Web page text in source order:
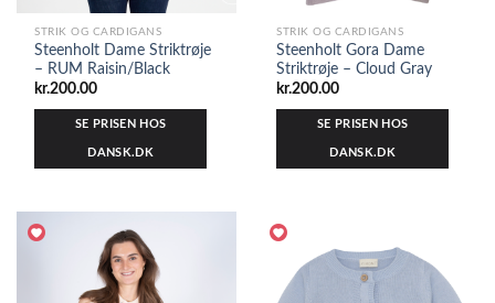
STRIK OG CARDIGANS
Steenholt Dame Striktrøje
– RUM Raisin/Black
kr.200.00
SE PRISEN HOS
DANSK.DK
STRIK OG CARDIGANS
Steenholt Gora Dame
Striktrøje – Cloud Gray
kr.200.00
SE PRISEN HOS
DANSK.DK